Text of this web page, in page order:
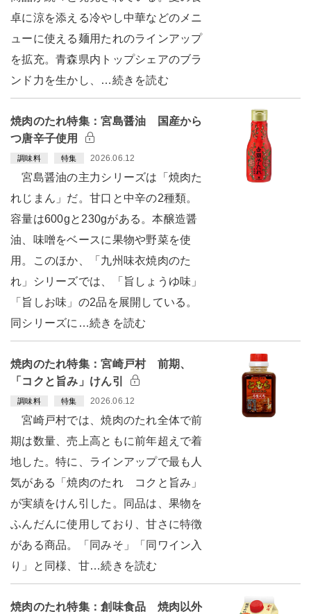
卓に涼を添える冷やし中華などのメニ
ューに使える麺用たれのラインアップ
を拡充。青森県内トップシェアのブラ
ンド力を生かし、…続きを読む
焼肉のたれ特集：宮島醤油 国産から
つ唐辛子使用
調味料 特集 2026.06.12
宮島醤油の主力シリーズは「焼肉た
れじまん」だ。甘口と中辛の2種類。
容量は600gと230gがある。本醸造醤
油、味噌をベースに果物や野菜を使
用。このほか、「九州味衣焼肉のた
れ」シリーズでは、「旨しょうゆ味」
「旨しお味」の2品を展開している。
同シリーズに…続きを読む
焼肉のたれ特集：宮崎戸村 前期、
「コクと旨み」けん引
調味料 特集 2026.06.12
宮崎戸村では、焼肉のたれ全体で前
期は数量、売上高ともに前年超えで着
地した。特に、ラインアップで最も人
気がある「焼肉のたれ コクと旨み」
が実績をけん引した。同品は、果物を
ふんだんに使用しており、甘さに特徴
がある商品。「同みそ」「同ワイン入
り」と同様、甘…続きを読む
焼肉のたれ特集：創味食品 焼肉以外